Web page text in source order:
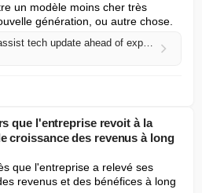
un modèle moins cher très
génération, ou autre chose.
Tesla releases driver assist tech update ahead of expected major announcement
que l'entreprise revoit à la
croissance des revenus à long
que l'entreprise a relevé ses
revenus et des bénéfices à long